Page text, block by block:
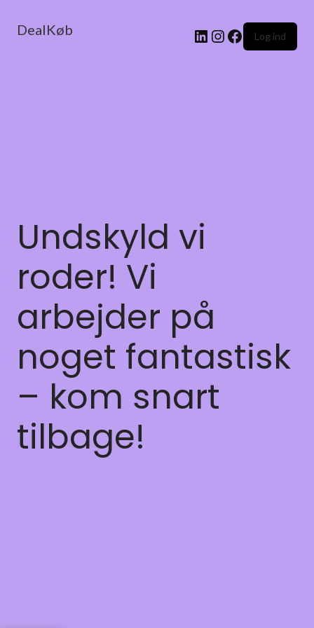
DealKøb Log ind
Undskyld vi
roder! Vi
arbejder på
noget fantastisk
– kom snart
tilbage!